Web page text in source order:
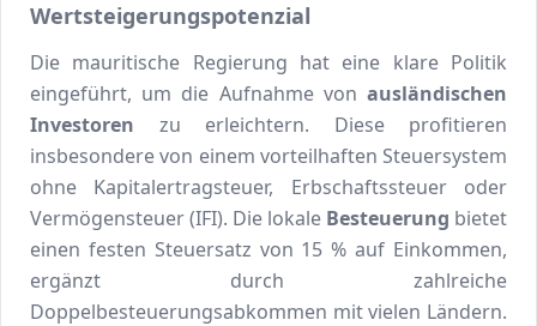
Wertsteigerungspotenzial
Die mauritische Regierung hat eine klare Politik
eingeführt, um die Aufnahme von ausländischen
Investoren zu erleichtern. Diese profitieren
insbesondere von einem vorteilhaften Steuersystem
ohne Kapitalertragsteuer, Erbschaftssteuer oder
Vermögensteuer (IFI). Die lokale Besteuerung bietet
einen festen Steuersatz von 15 % auf Einkommen,
ergänzt durch zahlreiche
Doppelbesteuerungsabkommen mit vielen Ländern.